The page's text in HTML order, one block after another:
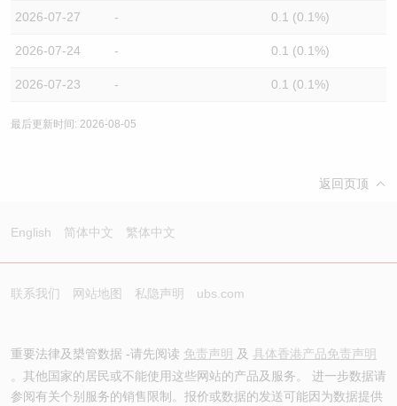
2026-07-27 - 0.1 (0.1%)
2026-07-24 - 0.1 (0.1%)
2026-07-23 - 0.1 (0.1%)
最后更新时间: 2026-08-05
返回页顶
English 简体中文 繁体中文
联系我们 网站地图 私隐声明 ubs.com
重要法律及槼管数据 -请先阅读 免责声明 及 具体香港产品免责声明
。其他国家的居民或不能使用这些网站的产品及服务。 进一步数据请
参阅有关个别服务的销售限制。报价或数据的发送可能因为数据提供